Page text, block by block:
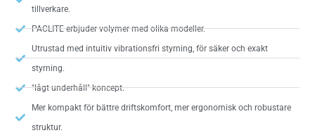
tillverkare.
PACLITE erbjuder volymer med olika modeller.
Utrustad med intuitiv vibrationsfri styrning, för säker och exakt
styrning.
"lågt underhåll" koncept.
Mer kompakt för bättre driftskomfort, mer ergonomisk och robustare
struktur.